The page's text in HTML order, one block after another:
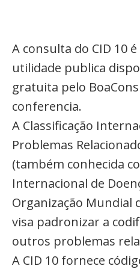
A consulta do CID 10
utilidade publica
gratuita pelo
conferencia.
A Classificação
Problemas
(também conhecida
Internacional de
Organização Mundial
visa padronizar a
outros problemas
A CID 10 fornece